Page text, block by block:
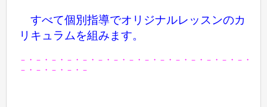
すべて個別指導でオリジナルレッスンのカ
リキュラムを組みます。
－・－・－・－・－・－・－・－・－・－・－・－・－・－・－・
－・－・－・－・－